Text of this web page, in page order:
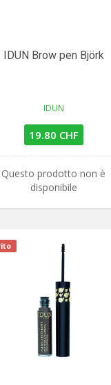
IDUN Brow pen Björk
IDUN
19.80 CHF
Questo prodotto non è
disponibile